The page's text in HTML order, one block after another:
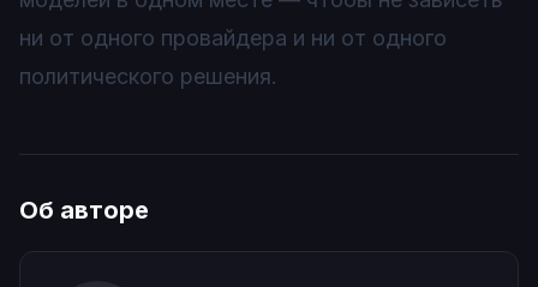
ни от одного провайдера и ни от одного
политического решения.
Об авторе